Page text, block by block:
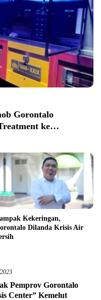
Gorontalo
ke
Kekeringan,
Dilanda Krisis Air
Pemprov Gorontalo
Center” Kemelut